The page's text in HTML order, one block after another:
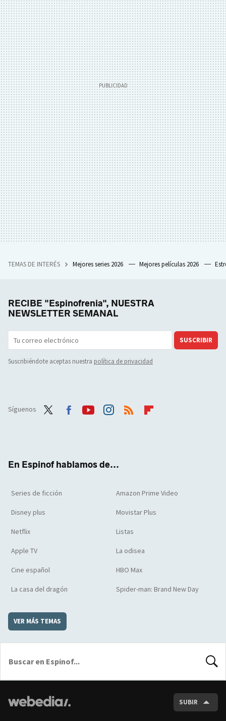
TEMAS DE INTERÉS Mejores series 2026 Mejores películas 2026
RECIBE "Espinofrenia", NUESTRA
NEWSLETTER SEMANAL
SUSCRIBIR
Suscribiéndote aceptas nuestra política de privacidad
Síguenos
En Espinof hablamos de...
Series de ficción Amazon Prime Video
Disney plus Movistar Plus
Netflix Listas
Apple TV La odisea
Cine español HBO Max
La casa del dragón Spider-man: Brand New Day
VER MÁS TEMAS
SUBIR